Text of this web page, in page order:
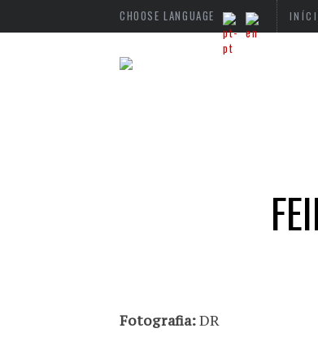
CHOOSE LANGUAGE
Fotografia:DR